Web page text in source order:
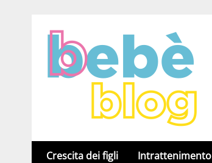
Crescita dei figli Intrattenimento